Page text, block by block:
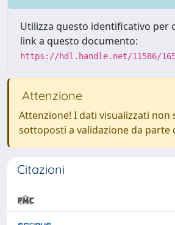
Utilizza questo identificativo per
link a questo documento:
https://hdl.handle.net/11586/
Attenzione
Attenzione! I dati visualizzati non
sottoposti a validazione da parte
Citazioni